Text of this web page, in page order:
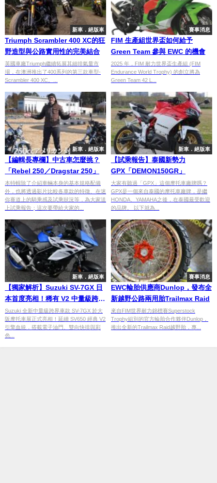
新車．絕版車
Triumph Scrambler 400 XC的狂
野造型與公路實用性的完美結合
英國車廠Triumph繼續拓展其細排氣量市
場，在澳洲推出了400系列的第三款車型-
Scrambler 400 XC。...
賽事消息
FIM 生產組世界盃如何給予
Green Team 參與 EWC 的機會
2025 年，FIM 耐力世界盃生產組 (FIM
Endurance World Trophy) 的創立將為
Green Team 42 L...
新車．絕版車
【編輯長專欄】中古車怎麼挑？
「Rebel 250／Dragstar 250」
本特輯除了介紹車輛本身的基本規格配備
外，也將透過影片比較各車款的特徵、在迷
你賽道上的騎乘感及試乘狀況等，為大家送
上試乘報告；這次要帶給大家的...
新車．絕版車
【試乘報告】泰國新勢力
GPX「DEMON150GR」
大家有聽過「GPX」這個摩托車廠牌嗎？
GPX是一個來自泰國的摩托車廠牌，是繼
HONDA、YAMAHA之後，在泰國最受歡迎
的品牌。 以下就為...
新車．絕版車
【獨家解析】Suzuki SV-7GX 日
本首度亮相！稀有 V2 中量級跨界
車細節、騎姿與腳著地性一次看
【2026 大阪摩托車展】
Suzuki 全新中量級跨界車款 SV-7GX 於大
阪摩托車展正式亮相！延續 SV650 經典 V2
引擎血統，搭載電子油門、雙向快排與彩
色...
賽事消息
EWC輪胎供應商Dunlop，發布全
新越野公路兩用胎Trailmax Raid
來自FIM世界耐力錦標賽Superstock
Trophy組別的官方輪胎合作夥伴Dunlop，
推出全新的Trailmax Raid越野胎，專...